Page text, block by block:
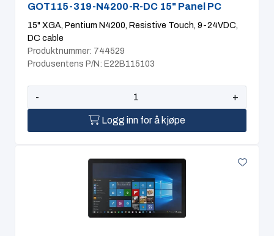
GOT115-319-N4200-R-DC 15" Panel PC
15" XGA, Pentium N4200, Resistive Touch, 9-24VDC,
DC cable
Produktnummer: 744529
Produsentens P/N: E22B115103
- +
Logg inn for å kjøpe